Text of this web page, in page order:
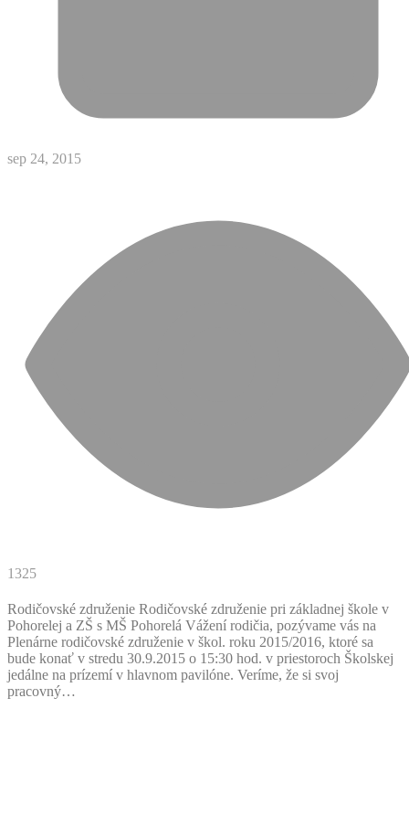
sep 24, 2015
1325
Rodičovské združenie Rodičovské združenie pri základnej škole v
Pohorelej a ZŠ s MŠ Pohorelá Vážení rodičia, pozývame vás na
Plenárne rodičovské združenie v škol. roku 2015/2016, ktoré sa
bude konať v stredu 30.9.2015 o 15:30 hod. v priestoroch Školskej
jedálne na prízemí v hlavnom pavilóne. Veríme, že si svoj
pracovný…